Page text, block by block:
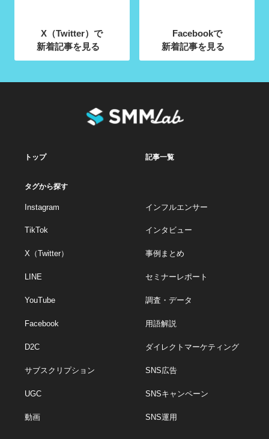
X（Twitter）で
新着記事を見る
Facebookで
新着記事を見る
トップ 記事一覧
タグから探す
Instagram
TikTok
X（Twitter）
LINE
YouTube
Facebook
D2C
サブスクリプション
UGC
動画
インフルエンサー
インタビュー
事例まとめ
セミナーレポート
調査・データ
用語解説
ダイレクトマーケティング
SNS広告
SNSキャンペーン
SNS運用